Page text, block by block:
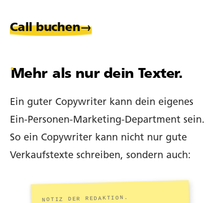
Call buchen
Mehr als nur dein Texter.
Ein guter Copywriter kann dein eigenes
Ein-Personen-Marketing-Department sein.
So ein Copywriter kann nicht nur gute
Verkaufstexte schreiben, sondern auch: